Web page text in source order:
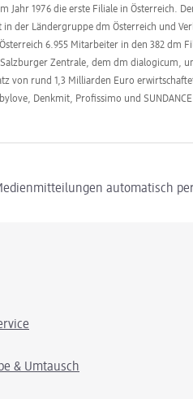
Jahr 1976 die erste Filiale in Österreich.
der Ländergruppe dm Österreich und
6.955 Mitarbeiter in den 382 dm
Zentrale, dem dm dialogicum,
von rund 1,3 Milliarden Euro
Denkmit, Profissimo und
automatisch
& Umtausch